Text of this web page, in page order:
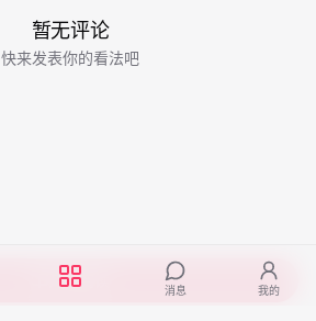
暂无评论
快来发表你的看法吧
开始阅读
消息 我的